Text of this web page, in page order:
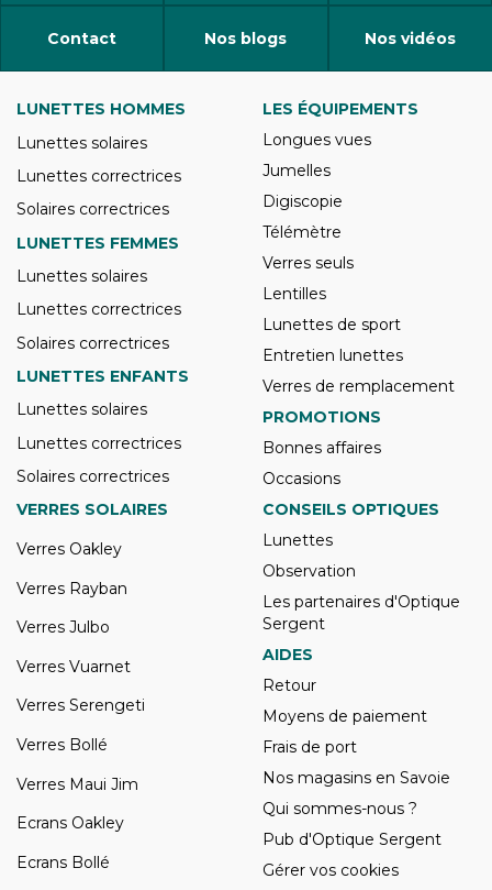
Contact Nos blogs Nos vidéos
LUNETTES HOMMES
Lunettes solaires
Lunettes correctrices
Solaires correctrices
LUNETTES FEMMES
Lunettes solaires
Lunettes correctrices
Solaires correctrices
LUNETTES ENFANTS
Lunettes solaires
Lunettes correctrices
Solaires correctrices
LES ÉQUIPEMENTS
Longues vues
Jumelles
Digiscopie
Télémètre
Verres seuls
Lentilles
Lunettes de sport
Entretien lunettes
Verres de remplacement
PROMOTIONS
Bonnes affaires
Occasions
VERRES SOLAIRES
Verres Oakley
Verres Rayban
Verres Julbo
Verres Vuarnet
Verres Serengeti
Verres Bollé
Verres Maui Jim
Ecrans Oakley
Ecrans Bollé
CONSEILS OPTIQUES
Lunettes
Observation
Les partenaires d'Optique
Sergent
AIDES
Retour
Moyens de paiement
Frais de port
Nos magasins en Savoie
Qui sommes-nous ?
Pub d'Optique Sergent
Gérer vos cookies